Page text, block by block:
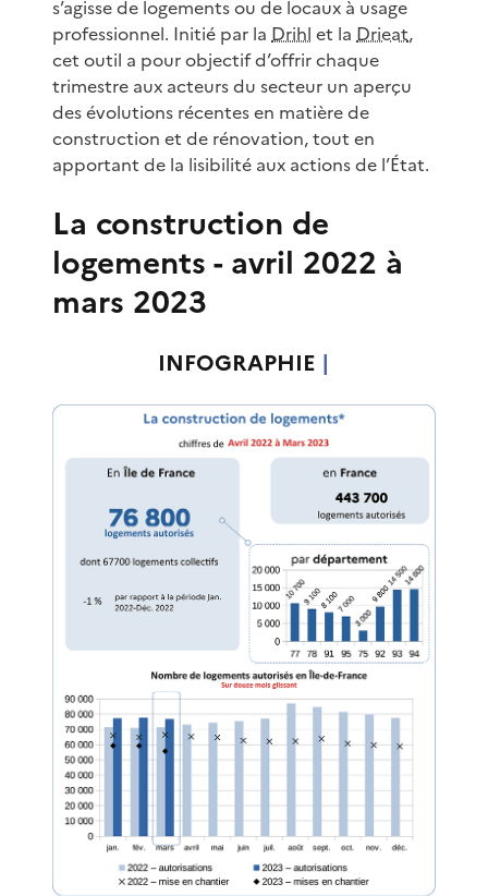
s’agisse de logements ou de locaux à usage
professionnel. Initié par la Drihl et la Drieat,
cet outil a pour objectif d’offrir chaque
trimestre aux acteurs du secteur un aperçu
des évolutions récentes en matière de
construction et de rénovation, tout en
apportant de la lisibilité aux actions de l’État.
La construction de
logements - avril 2022 à
mars 2023
INFOGRAPHIE |